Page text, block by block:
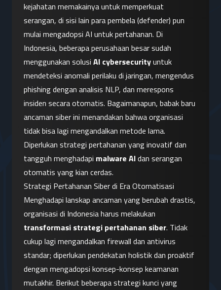
kejahatan memakainya untuk memperkuat
serangan, di sisi lain para pembela (defender) pun
mulai mengadopsi AI untuk pertahanan. Di
Indonesia, beberapa perusahaan besar sudah
menggunakan solusi AI cybersecurity untuk
mendeteksi anomali perilaku di jaringan, mengendus
phishing dengan analisis NLP, dan merespons
insiden secara otomatis. Bagaimanapun, babak baru
ancaman siber ini menandakan bahwa organisasi
tidak bisa lagi mengandalkan metode lama.
Diperlukan strategi pertahanan yang inovatif dan
tangguh menghadapi malware AI dan serangan
otomatis yang kian cerdas.
Strategi Pertahanan Siber di Era Otomatisasi
Menghadapi lanskap ancaman yang berubah drastis,
transformasi strategi pertahanan siber. Tidak
cukup lagi mengandalkan firewall dan antivirus
standar; diperlukan pendekatan holistik dan proaktif
dengan mengadopsi konsep-konsep keamanan
mutakhir. Berikut beberapa strategi kunci yang